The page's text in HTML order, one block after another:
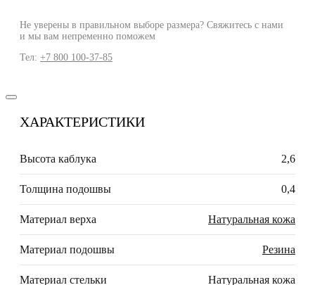
Не уверены в правильном выборе размера? Свяжитесь с нами
и мы вам непременно поможем
Тел: +7 800 100-37-85
ХАРАКТЕРИСТИКИ
Высота каблука 2,6
Толщина подошвы 0,4
Материал верха Натуральная кожа
Материал подошвы Резина
Материал стельки Натуральная кожа